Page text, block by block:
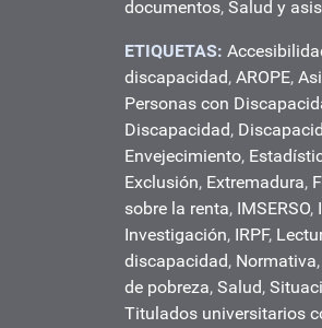
documentos, Salud y
ETIQUETAS:
discapacidad, AROPE,
Personas con
Discapacidad,
Envejecimiento,
Exclusión, Extremadura,
sobre la renta, IMSERSO,
Investigación, IRPF,
discapacidad, Normativa,
de pobreza, Salud,
Titulados universitarios